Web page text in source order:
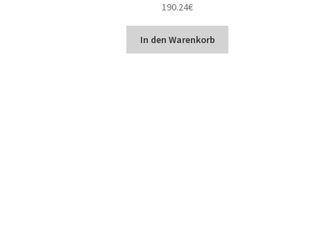
190.24€
In den Warenkorb